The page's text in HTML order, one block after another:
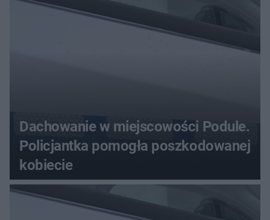
Dachowanie w miejscowości Podule.
Policjantka pomogła poszkodowanej
kobiecie